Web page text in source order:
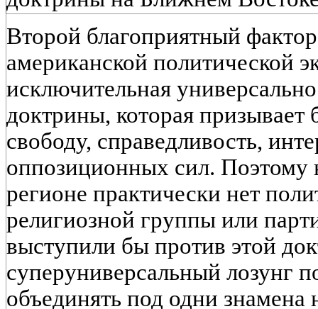
Второй благоприятный
американской политической
исключительная
доктрины, которая призывает
свободу, справедливость,
оппозиционных сил. Поэтому
регионе практически нет
религиозной группы или
выступили бы против этой
суперуниверсальный лозунг
объединять под одни знамена